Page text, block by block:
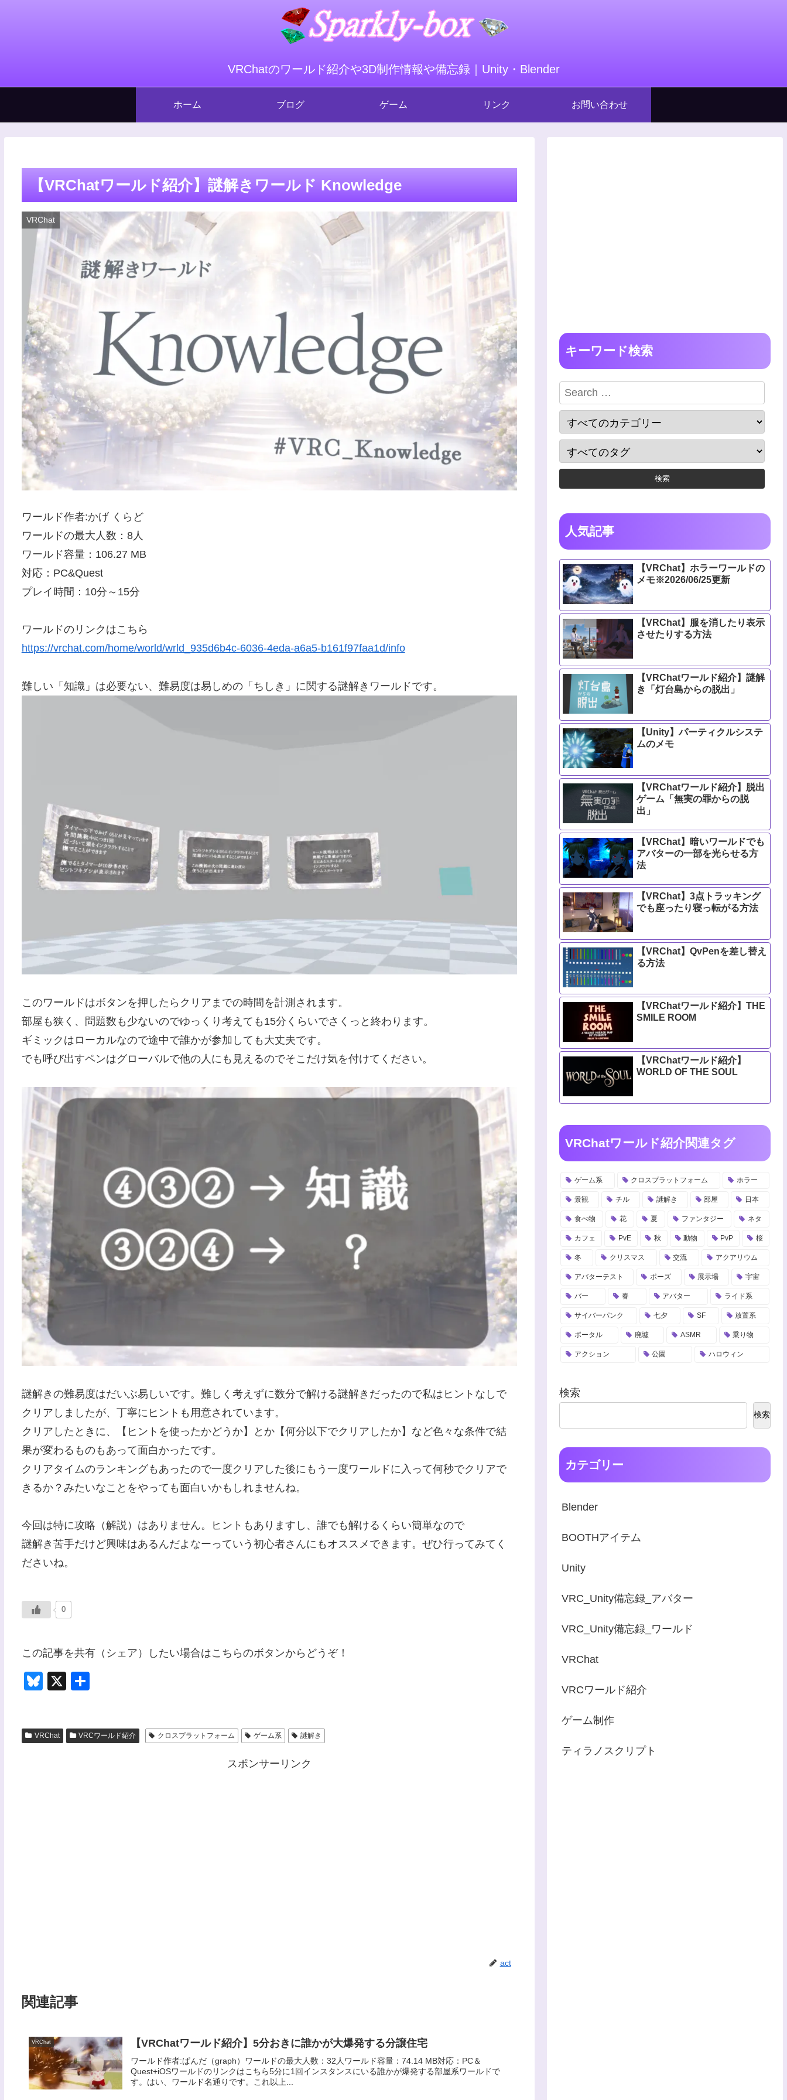
VRChatのワールド紹介や3D制作情報や備忘録｜Unity・Blender
ホーム ブログ ゲーム リンク お問い合わせ
【VRChatワールド紹介】謎解きワールド Knowledge
VRChat
ワールド作者:かげ くらど
ワールドの最大人数：8人
ワールド容量：106.27 MB
対応：PC&Quest
プレイ時間：10分～15分
ワールドのリンクはこちら
https://vrchat.com/home/world/wrld_935d6b4c-6036-4eda-a6a5-b161f97faa1d/info
難しい「知識」は必要ない、難易度は易しめの「ちしき」に関する謎解きワールドです。
このワールドはボタンを押したらクリアまでの時間を計測されます。
部屋も狭く、問題数も少ないのでゆっくり考えても15分くらいでさくっと終わります。
ギミックはローカルなので途中で誰かが参加しても大丈夫です。
でも呼び出すペンはグローバルで他の人にも見えるのでそこだけ気を付けてください。
謎解きの難易度はだいぶ易しいです。難しく考えずに数分で解ける謎解きだったので私はヒントなしで
クリアしましたが、丁寧にヒントも用意されています。
クリアしたときに、【ヒントを使ったかどうか】とか【何分以下でクリアしたか】など色々な条件で結
果が変わるものもあって面白かったです。
クリアタイムのランキングもあったので一度クリアした後にもう一度ワールドに入って何秒でクリアで
きるか？みたいなことをやっても面白いかもしれませんね。
今回は特に攻略（解説）はありません。ヒントもありますし、誰でも解けるくらい簡単なので
謎解き苦手だけど興味はあるんだよなーっていう初心者さんにもオススメできます。ぜひ行ってみてく
ださいね。
0
この記事を共有（シェア）したい場合はこちらのボタンからどうぞ！
Bl
sk
X 共
VRChat VRCワールド紹介 クロスプラットフォーム ゲーム系 謎解き
スポンサーリンク
act
関連記事
VRChat 【VRChatワールド紹介】5分おきに誰かが大爆発する分譲住宅
ワールド作者:ぱんだ（graph）ワールドの最大人数：32人ワールド容量：74.14 MB対応：PC＆
Quest+iOSワールドのリンクはこちら5分に1回インスタンスにいる誰かが爆発する部屋系ワールドで
す。はい、ワールド名通りです。これ以上...
キーワード検索
人気記事
【VRChat】ホラーワールドの
メモ※2026/06/25更新
【VRChat】服を消したり表示
させたりする方法
【VRChatワールド紹介】謎解
き「灯台島からの脱出」
【Unity】パーティクルシステ
ムのメモ
【VRChatワールド紹介】脱出
ゲーム「無実の罪からの脱
出」
【VRChat】暗いワールドでも
アバターの一部を光らせる方
法
【VRChat】3点トラッキング
でも座ったり寝っ転がる方法
【VRChat】QvPenを差し替え
る方法
【VRChatワールド紹介】THE
SMILE ROOM
【VRChatワールド紹介】
WORLD OF THE SOUL
VRChatワールド紹介関連タグ
ゲーム系 クロスプラットフォーム ホラー
景観 チル 謎解き 部屋 日本
食べ物 花 夏 ファンタジー ネタ
カフェ PvE 秋 動物 PvP 桜
冬 クリスマス 交流 アクアリウム
アバターテスト ポーズ 展示場 宇宙
バー 春 アバター ライド系
サイバーパンク 七夕 SF 放置系
ポータル 廃墟 ASMR 乗り物
アクション 公園 ハロウィン
検索
検索
カテゴリー
Blender
BOOTHアイテム
Unity
VRC_Unity備忘録_アバター
VRC_Unity備忘録_ワールド
VRChat
VRCワールド紹介
ゲーム制作
ティラノスクリプト